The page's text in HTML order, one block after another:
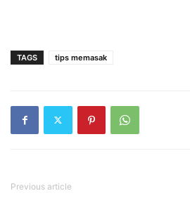
TAGS tips memasak
Previous article